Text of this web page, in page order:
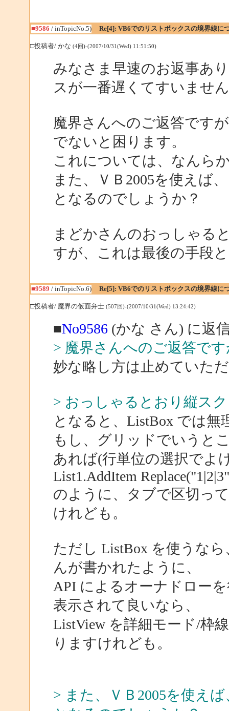
■9586 / inTopicNo.5) Re[4]: VB6でのリストボックスの境界線に
□投稿者/ かな (4回)-(2007/10/31(Wed) 11:51:50)
みなさま早速のお返事あ
スが一番遅くてすいませ
魔界さんへのご返答です
でないと困ります。
これについては、なんら
また、ＶＢ2005を使えば
となるのでしょうか？
まどかさんのおっしゃる
すが、これは最後の手段
■9589 / inTopicNo.6) Re[5]: VB6でのリストボックスの境界線に
□投稿者/ 魔界の仮面弁士 (507回)-(2007/10/31(Wed) 13:24:42)
■No9586(かな さん) に返
> 魔界さんへのご返答で
妙な略し方は止めていた
> おっしゃるとおり縦ス
となると、ListBox では無
もし、グリッドでいうと
あれば(行単位の選択でよ
List1.AddItem
のように、タブで区切っ
けれども。
ただし ListBox を使うな
んが書かれたように、
API によるオーナドロー
表示されて良いなら、
ListView を詳細モード/枠
りますけれども。
> また、ＶＢ2005を使え